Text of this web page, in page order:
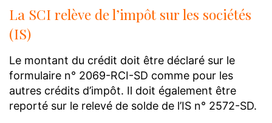
La SCI relève de l’impôt sur les sociétés
(IS)
Le montant du crédit doit être déclaré sur le
formulaire n° 2069-RCI-SD comme pour les
autres crédits d’impôt. Il doit également être
reporté sur le relevé de solde de l’IS n° 2572-SD.